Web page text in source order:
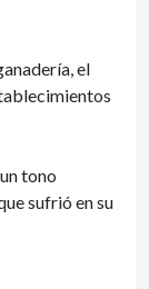
el
tono
sufrió en su